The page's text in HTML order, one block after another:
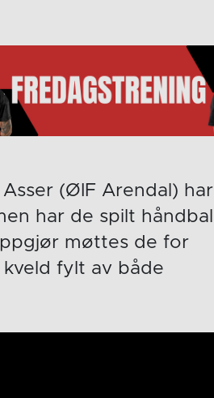
(ØIF Arendal) har
har de spilt håndball
møttes de for
fylt av både